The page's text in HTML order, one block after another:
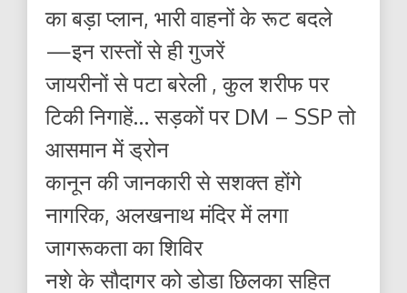
का बड़ा प्लान, भारी वाहनों के रूट बदले
—इन रास्तों से ही गुजरें
जायरीनों से पटा बरेली , कुल शरीफ पर
टिकी निगाहें… सड़कों पर DM – SSP तो
आसमान में ड्रोन
कानून की जानकारी से सशक्त होंगे
नागरिक, अलखनाथ मंदिर में लगा
जागरूकता का शिविर
नशे के सौदागर को डोडा छिलका सहित